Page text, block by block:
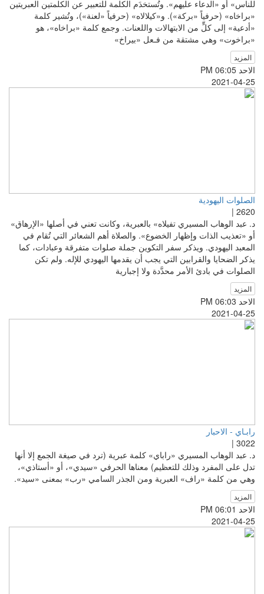
للناس» أو «الدعاء عليهم». وتُستخدَم الكلمة للتعبير عن الكلمتين العبريتين
«براخاه» (حرفياً «بركة»). و«كيلالاه» (حرفياً «لعنة»)، وتُشير كلمة
«أدعية» إلى كلٍّ من الابتهالات واللعنات. وجمع كلمة «براخاه»، هو
«براخوت» وهي مشتقة من فـعل «بيراخ»
المزيد
الاحد PM 06:05
2021-04-25
الصلوات اليهودية
2620 |
د. عبد الوهاب المسيري تفيلاه» بالعبرية، وكانت تعني في أصلها «الإرهاق»
أو «تعذيب الذات وإظهار الخضوع». والصلاة أهم الشعائر التي تُقام في
المعبد اليهودي. ويذكر سفر التكوين جملة صلوات متفرقة وعبادات، كما
يذكر الضحايا والقرابين التي يجب أن يقدمها اليهودي للإله. ولم تكن
الصلوات في بادئ الأمر محدَّدة ولا إجبارية
المزيد
الاحد PM 06:03
2021-04-25
رابـاي - الاحبار
3022 |
د. عبد الوهاب المسيري «راباي» كلمة عبرية (ترد في صيغة الجمع إلا أنها
تدل على المفرد وذلك للتعظيم) معناها الحرفي «سيدي»، أو «أستاذي»،
وهي من كلمة «راف» العبرية ومن الجذر السامي «رب» بمعنى «سيد».
المزيد
الاحد PM 06:01
2021-04-25